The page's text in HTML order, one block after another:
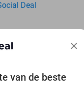
van de beste
Deal
inspiratie voor een
verwonder je in de